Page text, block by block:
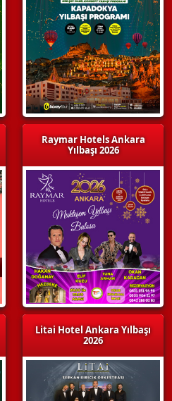
Raymar Hotels Ankara
Yılbaşı 2026
Litai Hotel Ankara Yılbaşı
2026